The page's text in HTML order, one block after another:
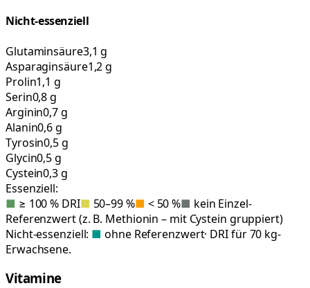
Nicht-essenziell
Glutaminsäure3,1 g
Asparaginsäure1,2 g
Prolin1,1 g
Serin0,8 g
Arginin0,7 g
Alanin0,6 g
Tyrosin0,5 g
Glycin0,5 g
Cystein0,3 g
Essenziell:
■ ≥ 100 % DRI■ 50–99 %■ < 50 %■ kein Einzel-
Referenzwert (z. B. Methionin – mit Cystein gruppiert)
Nicht-essenziell: ■ ohne Referenzwert· DRI für 70 kg-
Erwachsene.
Vitamine